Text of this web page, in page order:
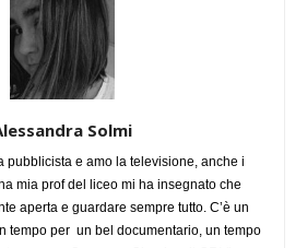
Solmi
pubblicista e amo la televisione, anche i
mia prof del liceo mi ha insegnato che
aperta e guardare sempre tutto. C’è un
tempo per un bel documentario, un tempo